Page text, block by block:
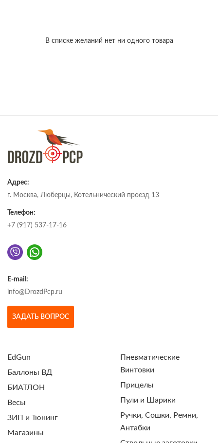
В списке желаний нет ни одного товара
Адрес:
г. Москва, Люберцы, Котельнический проезд 13
Телефон:
+7 (917) 537-17-16
E-mail:
info@DrozdPcp.ru
ЗАДАТЬ ВОПРОС
EdGun
Баллоны ВД
БИАТЛОН
Весы
ЗИП и Тюнинг
Магазины
Пневматические
Винтовки
Прицелы
Пули и Шарики
Ручки, Сошки, Ремни,
Антабки